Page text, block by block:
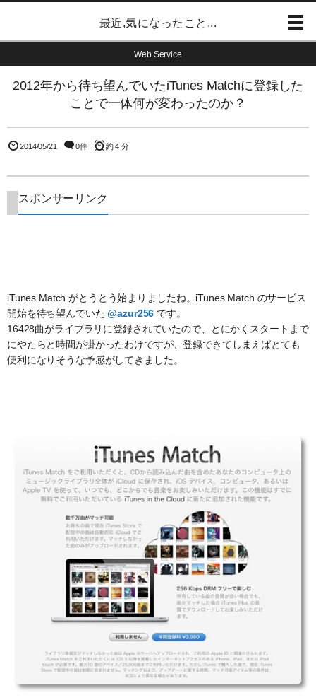
最近,気になったこと...
Web Service
2012年から待ち望んでいたiTunes Matchに登録した
ことで一体何が変わったのか？
2014/05/21 0件 約 4 分
スポンサーリンク
iTunes Match がとうとう始まりましたね。iTunes Match のサービス
開始を待ち望んでいた@azur256 です。
16428曲がライブラリに登録されていたので、とにかくスタートまで
にやたらと時間が掛かったわけですが、登録できてしまえばとても
便利になりそうな予感がしてきました。